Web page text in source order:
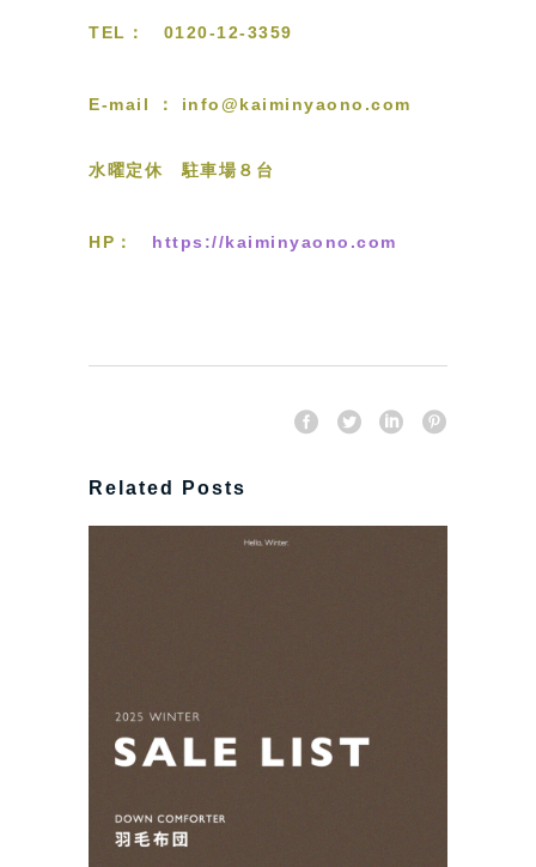
TEL： 0120-12-3359
E-mail ： info@kaiminyaono.com
水曜定休 駐車場８台
HP： https://kaiminyaono.com
Related Posts